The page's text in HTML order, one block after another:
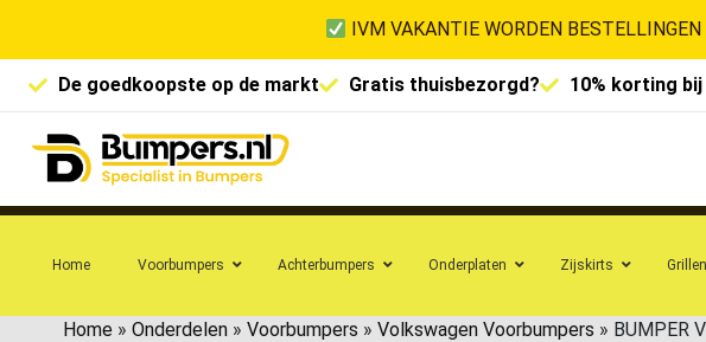
IVM VAKANTIE WORDEN
De goedkoopste op de markt Gratis thuisbezorgd? 10% korting
Home Voorbumpers Achterbumpers Onderplaten Zijskirts Grillen
Home » Onderdelen » Voorbumpers » Volkswagen Voorbumpers » BUMPER